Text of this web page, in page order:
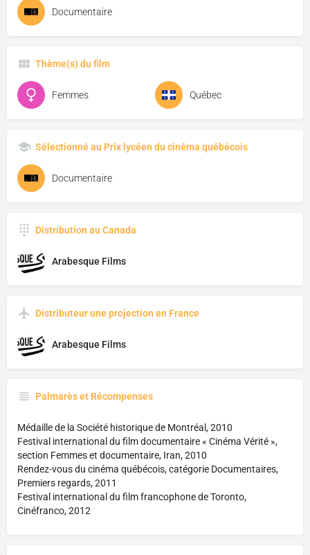
Documentaire
Thème(s) du film
Femmes Québec
Sélectionné au Prix lycéen du cinéma québécois
Documentaire
Distribution au Canada
Arabesque Films
Distributeur une projection en France
Arabesque Films
Palmarès et Récompenses
Médaille de la Société historique de Montréal, 2010
Festival international du film documentaire « Cinéma Vérité »,
section Femmes et documentaire, Iran, 2010
Rendez-vous du cinéma québécois, catégorie Documentaires,
Premiers regards, 2011
Festival international du film francophone de Toronto,
Cinéfranco, 2012